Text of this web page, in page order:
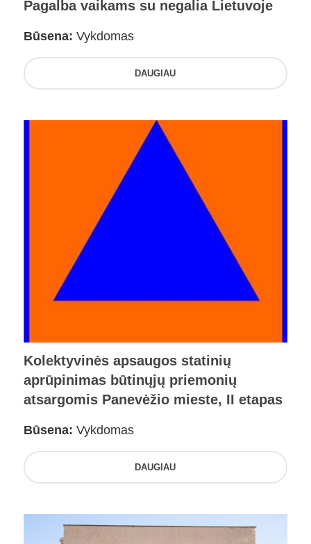
Pagalba vaikams su negalia Lietuvoje
Būsena: Vykdomas
DAUGIAU
Kolektyvinės apsaugos statinių
aprūpinimas būtinųjų priemonių
atsargomis Panevėžio mieste, II etapas
Būsena: Vykdomas
DAUGIAU